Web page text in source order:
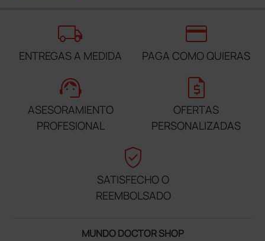
local_shipping
ENTREGAS A MEDIDA
credit_card
PAGA COMO QUIERAS
support_agent
ASESORAMIENTO
PROFESIONAL
request_quote
OFERTAS
PERSONALIZADAS
verified_user
SATISFECHO O
REEMBOLSADO
MUNDO DOCTOR SHOP